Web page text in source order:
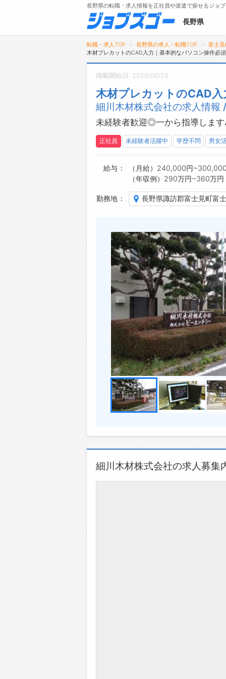
トップ
詳細情報で求人を探す
【初めての方へ】
長野県の求人検索で選ばれる理由
長野県の転職・求人情報を正社員や派遣で探せるジョ
長野県
転職・求人TOP 長野県の求人・転職TOP
富士
木材プレカットのCAD入力｜基本的なパソコン操作必
掲載開始日: 2026/06/28
木材プレカットのCAD
細川木材株式会社の求人情報
未経験者歓迎◎一から指導しま
正社員 未経験者活躍中 学歴不問 男女
給与
（月給）240,000円
（年収例）290万円~360万円
勤務地 長野県諏訪郡富士見町富
細川木材株式会社の求人募集